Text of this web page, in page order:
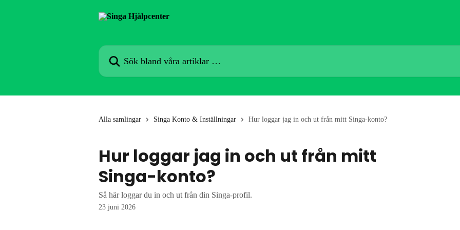
Sök bland våra artiklar …
Alla samlingar Singa Konto & Inställningar Hur loggar jag in och ut från mitt Singa-konto?
Hur loggar jag in och ut från mitt
Singa-konto?
Så här loggar du in och ut från din Singa-profil.
23 juni 2026